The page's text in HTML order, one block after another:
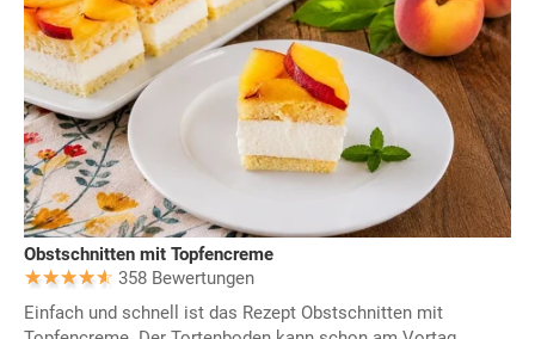
Obstschnitten mit Topfencreme
358 Bewertungen
Einfach und schnell ist das Rezept Obstschnitten mit